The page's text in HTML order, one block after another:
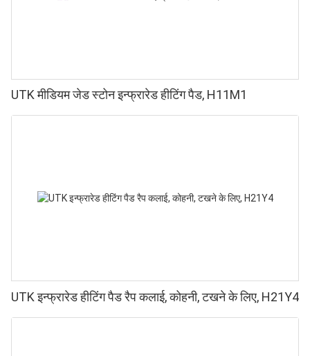
UTK मीडियम जेड स्टोन इन्फ्रारेड हीटिंग पैड, H11M1
UTK इन्फ्रारेड हीटिंग पैड रैप कलाई, कोहनी, टखने के लिए, H21Y4